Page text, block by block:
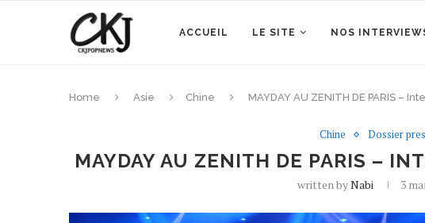
ACCUEIL LE SITE NOS
Home Asie Chine MAYDAY AU ZENITH DE PARIS –
Chine Dossier
MAYDAY AU ZENITH DE PARIS –
written byNabi 3